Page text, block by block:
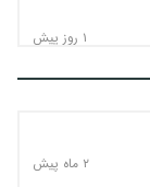
۱ روز پیش
وارد میدان
۲ ماه پیش